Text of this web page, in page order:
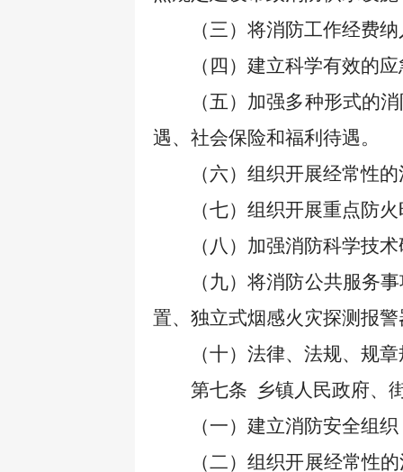
（三）将消防工作经费
（四）建立科学有效的
（五）加强多种形式的
遇、社会保险和福利待遇。
（六）组织开展经常性
（七）组织开展重点防
（八）加强消防科学技
（九）将消防公共服务
置、独立式烟感火灾探测报警
（十）法律、法规、规
第七条 乡镇人民政府、
（一）建立消防安全组
（二）组织开展经常性